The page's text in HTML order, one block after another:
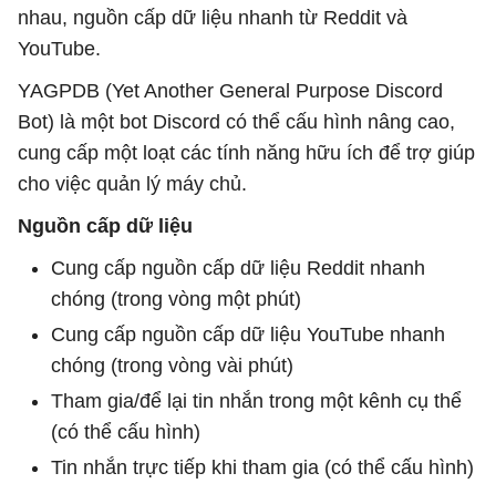
nhau, nguồn cấp dữ liệu nhanh từ Reddit và
YouTube.
YAGPDB (Yet Another General Purpose Discord
Bot) là một bot Discord có thể cấu hình nâng cao,
cung cấp một loạt các tính năng hữu ích để trợ giúp
cho việc quản lý máy chủ.
Nguồn cấp dữ liệu
Cung cấp nguồn cấp dữ liệu Reddit nhanh
chóng (trong vòng một phút)
Cung cấp nguồn cấp dữ liệu YouTube nhanh
chóng (trong vòng vài phút)
Tham gia/để lại tin nhắn trong một kênh cụ thể
(có thể cấu hình)
Tin nhắn trực tiếp khi tham gia (có thể cấu hình)